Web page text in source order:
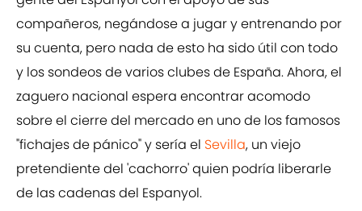
compañeros, negándose a jugar y entrenando por
su cuenta, pero nada de esto ha sido útil con todo
y los sondeos de varios clubes de España. Ahora, el
zaguero nacional espera encontrar acomodo
sobre el cierre del mercado en uno de los famosos
"fichajes de pánico" y sería el Sevilla, un viejo
pretendiente del 'cachorro' quien podría liberarle
de las cadenas del Espanyol.